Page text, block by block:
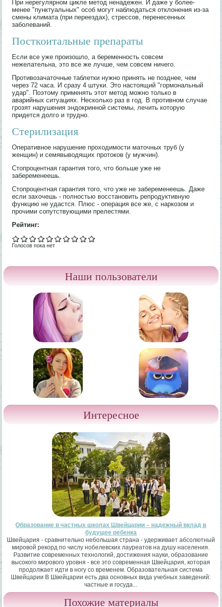
При нерегулярном цикле метод ненадежен. И даже у более-
менее "пунктуальных" особ могут наблюдаться отклонения из-за
смены климата (при переездах), стрессов, перенесенных
заболеваний.
Посткоитальные препараты
Если все уже произошло, а беременность совсем
нежелательна, это все же лучше, чем совсем ничего.
Противозачаточные таблетки нужно принять не позднее, чем
через 72 часа. И сразу 4 штуки. Это настоящий "гормональный
удар". Поэтому применять этот метод можно только в
аварийных ситуациях. Несколько раз в год. В противном случае
грозят нарушения эндокринной системы, лечить которую
придется долго и трудно.
Стерилизация
Оперативное нарушение проходимости маточных труб (у
женщин) и семявыводящих протоков (у мужчин).
Стопроцентная гарантия того, что больше уже не
забеременеешь.
Стопроцентная гарантия того, что уже не забеременеешь. Даже
если захочешь - полностью восстановить репродуктивную
функцию не удастся. Плюс - операция все же, с наркозом и
прочими сопутствующими прелестями.
Рейтинг:
Голосов пока нет
Наши пользователи
Интересное
Образование в частных школах Швейцарии – надежный вклад в
будущее ребенка
Швейцария - сравнительно небольшая страна - удерживает абсолютный
мировой рекорд по числу нобелевских лауреатов на душу населения.
Развитие современных технологий, достижения науки, образование
высокого мирового уровня - все это современная Швейцария, которая
продолжает идти в ногу со временем. Образовательная система
Швейцарии В Швейцарии есть два основных вида учебных заведений:
частные и госуда...
Похожие материалы